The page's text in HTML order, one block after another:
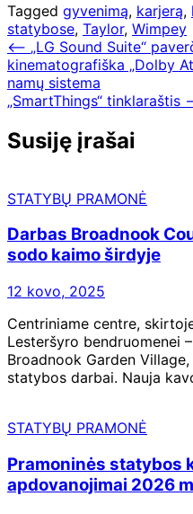
Tagged gyvenimą, karjerą,
statybose, Taylor, Wimpey
Navigacija
tarp
įrašų
⟵ „LG Sound Suite“
kinematografiška „Dolby
namų sistema
„SmartThings“ tinklaraštis
Susiję įrašai
STATYBŲ PRAMONĖ
Darbas Broadnook
sodo kaimo širdyje
12 kovo, 2025
Centriniame centre,
Lesteršyro bendruomenei
Broadnook Garden
statybos darbai. Nauja
STATYBŲ PRAMONĖ
Pramoninės statybos
apdovanojimai 2026 m